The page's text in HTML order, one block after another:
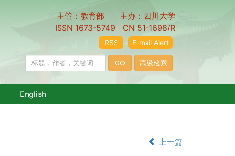
主管：教育部 主办：四川大学
ISSN 1673-5749 CN 51-1698/R
E-mail Alert
RSS
English
上一篇